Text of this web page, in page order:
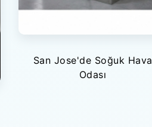
San Jose'de Soğuk Hava
Odası